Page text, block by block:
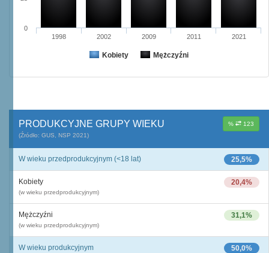
Kobiety Mężczyźni
1998 2002 2009 2011 2021
0
% 123
PRODUKCYJNE GRUPY WIEKU
(Źródło: GUS, NSP 2021)
25,5%
W wieku przedprodukcyjnym (<18 lat)
20,4%
Kobiety
(w wieku przedprodukcyjnym)
31,1%
Mężczyźni
(w wieku przedprodukcyjnym)
50,0%
W wieku produkcyjnym